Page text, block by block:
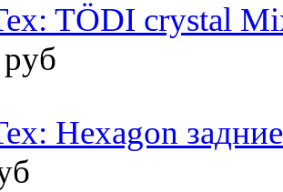
TÖDI crystal
Hexagon